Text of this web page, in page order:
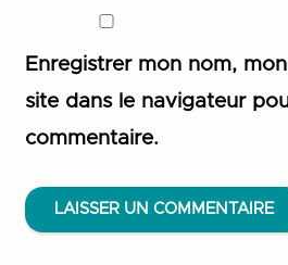
Enregistrer mon nom,
site dans le navigateur
commentaire.
LAISSER UN COMMENTAIRE